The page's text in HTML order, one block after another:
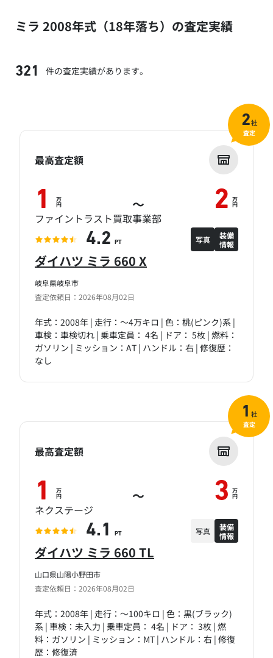
ミラ 2008年式（18年落ち）の査定実績
321 件の査定実績があります。
岐阜県岐阜市
査定依頼日：2026年08月02日
ダイハツ ミラ 660 X
年式：2008年 | 走行：～4万キロ | 色：桃(ピンク)系 |
車検：車検切れ | 乗車定員： 4名 | ドア： 5枚 | 燃料：
ガソリン | ミッション：AT | ハンドル：右 | 修復歴：
なし
最高査定額
1 万
円 ～ 2 万
円
ファイントラスト買取事業部
4.2 PT 写真
装備
情報
2社
査定
山口県山陽小野田市
査定依頼日：2026年08月02日
ダイハツ ミラ 660 TL
年式：2008年 | 走行：～100キロ | 色：黒(ブラック)
系 | 車検：未入力 | 乗車定員： 4名 | ドア： 3枚 | 燃
料：ガソリン | ミッション：MT | ハンドル：右 | 修復
歴：修復済
最高査定額
1 万
円 ～ 3 万
円
ネクステージ
4.1 PT 写真
装備
情報
1 社
査定